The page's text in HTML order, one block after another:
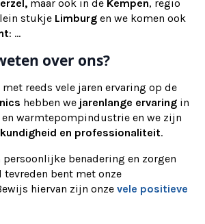
maar ook in de Kempen, regio
stukje Limburg en we komen ook
: ...
over ons?
met reeds vele jaren ervaring op de
hebben we jarenlange ervaring in
warmtepompindustrie en we zijn
en professionaliteit.
persoonlijke benadering en zorgen
bent met onze
hiervan zijn onze vele positieve